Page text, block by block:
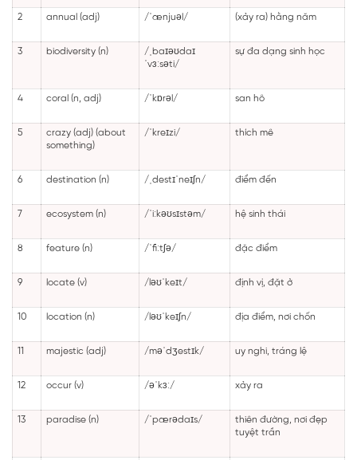
2 annual (adj) /ˈænjuəl/ (xảy ra) hằng năm
3 biodiversity (n)
/ˌbaɪəʊdaɪ
ˈvɜːsəti/
sự đa dạng sinh học
4 coral (n, adj) /ˈkɒrəl/ san hô
5
crazy (adj) (about
something)
/ˈkreɪzi/ thích mê
6 destination (n) /ˌdestɪˈneɪʃn/ điểm đến
7 ecosystem (n) /ˈiːkəʊsɪstəm/ hệ sinh thái
8 feature (n) /ˈfiːtʃə/ đặc điểm
9 locate (v) /ləʊˈkeɪt/ định vị, đặt ở
10 location (n) /ləʊˈkeɪʃn/ địa điểm, nơi chốn
11 majestic (adj) /məˈdʒestɪk/ uy nghi, tráng lệ
12 occur (v) /əˈkɜː/ xảy ra
13 paradise (n) /ˈpærədaɪs/
thiên đường, nơi đẹp
tuyệt trần